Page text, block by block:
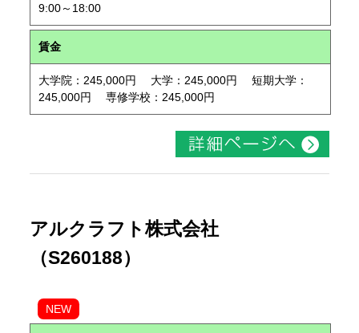
9:00～18:00
賃金
大学院：245,000円 大学：245,000円 短期大学：
245,000円 専修学校：245,000円
アルクラフト株式会社
（S260188）
NEW